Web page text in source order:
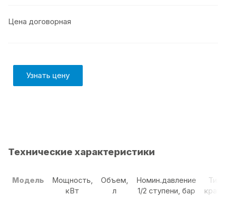
Цена договорная
Узнать цену
Технические характеристики
Модель
Мощность,
кВт
Объем,
л
Номин.давление
1/2 ступени, бар
Тип
крана